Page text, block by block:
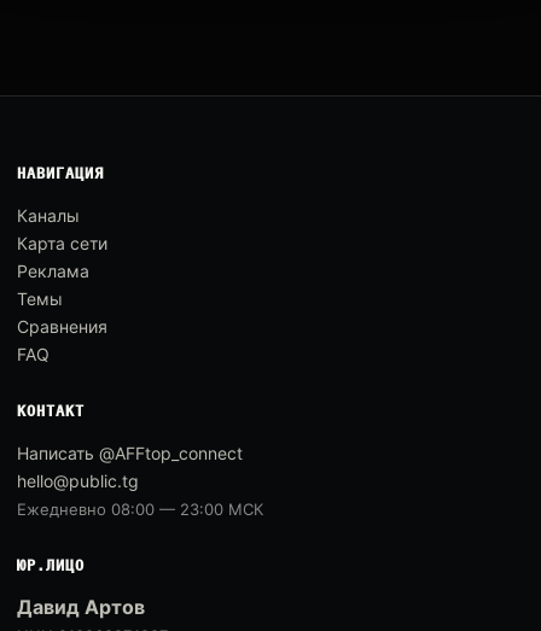
НАВИГАЦИЯ
Каналы
Карта сети
Реклама
Темы
Сравнения
FAQ
КОНТАКТ
Написать @AFFtop_connect
hello@public.tg
Ежедневно 08:00 — 23:00 МСК
ЮР.ЛИЦО
Давид Артов